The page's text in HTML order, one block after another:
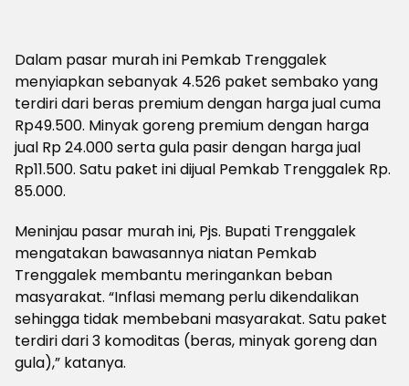
Dalam pasar murah ini Pemkab Trenggalek
menyiapkan sebanyak 4.526 paket sembako yang
terdiri dari beras premium dengan harga jual cuma
Rp49.500. Minyak goreng premium dengan harga
jual Rp 24.000 serta gula pasir dengan harga jual
Rp11.500. Satu paket ini dijual Pemkab Trenggalek Rp.
85.000.
Meninjau pasar murah ini, Pjs. Bupati Trenggalek
mengatakan bawasannya niatan Pemkab
Trenggalek membantu meringankan beban
masyarakat. “Inflasi memang perlu dikendalikan
sehingga tidak membebani masyarakat. Satu paket
terdiri dari 3 komoditas (beras, minyak goreng dan
gula),” katanya.